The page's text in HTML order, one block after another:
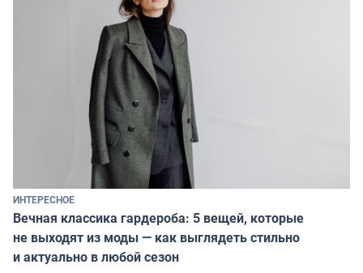
ИНТЕРЕСНОЕ
Вечная классика гардероба: 5 вещей, которые
не выходят из моды — как выглядеть стильно
и актуально в любой сезон